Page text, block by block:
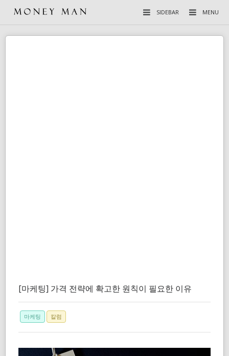
MENU
SIDEBAR
[마케팅] 가격 전략에 확고한 원칙이 필요한 이유
마케팅 칼럼